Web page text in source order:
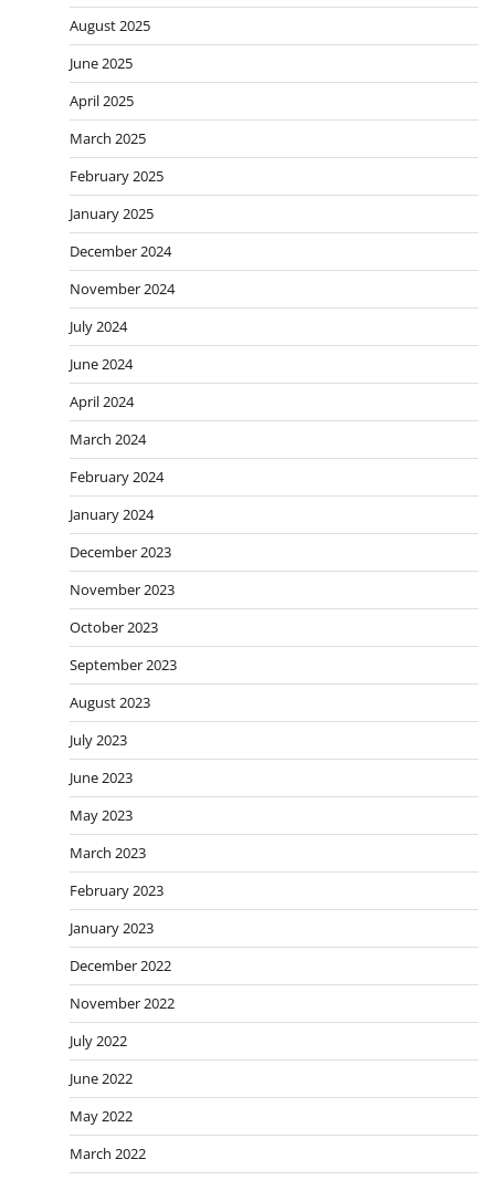
August 2025
June 2025
April 2025
March 2025
February 2025
January 2025
December 2024
November 2024
July 2024
June 2024
April 2024
March 2024
February 2024
January 2024
December 2023
November 2023
October 2023
September 2023
August 2023
July 2023
June 2023
May 2023
March 2023
February 2023
January 2023
December 2022
November 2022
July 2022
June 2022
May 2022
March 2022